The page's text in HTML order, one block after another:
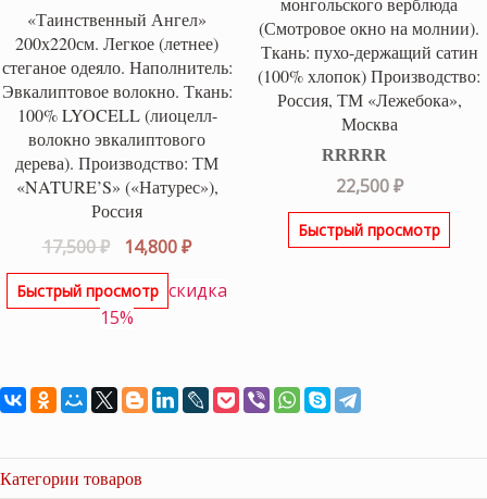
«Таинственный Ангел»
200х220см. Легкое (летнее)
стеганое одеяло. Наполнитель:
Эвкалиптовое волокно. Ткань:
100% LYOCELL (лиоцелл-
волокно эвкалиптового
дерева). Производство: ТМ
«NATURE’S» («Натурес»),
Россия
17,500₽
Первоначальная
цена
составляла
17,500 ₽.
14,800₽Текущая
14,800 ₽.
Быстрый просмотр скидка
15%
(Смотровое окно на молнии).
Ткань: пухо-держащий сатин
(100% хлопок) Производство:
Россия, ТМ «Лежебока»,
Москва
Оценка5.00
из 5
22,500₽
Быстрый просмотр
Категории товаров